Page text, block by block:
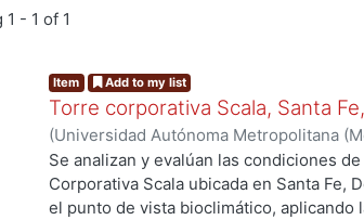
1 - 1 of 1
Item Add to my list
Torre corporativa Scala, Santa
(Universidad Autónoma Metropolitana
de Servicios de Información.,1999)
Se analizan y evalúan las condiciones
Corporativa Scala ubicada en Santa Fe,
el punto de vista bioclimático, aplicando